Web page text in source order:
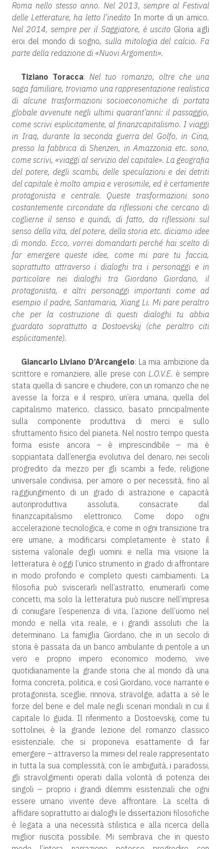
Roma nello stesso anno. Nel 2013, sempre al Festival
delle Letterature, ha letto l’inedito In morte di un amico.
Nel 2014, sempre per il Saggiatore, è uscito Gloria agli
eroi del mondo di sogno, sulla mitologia del calcio. Fa
parte della redazione di «Nuovi Argomenti».
Tiziano Toracca:Nel tuo romanzo, oltre che una
saga familiare, troviamo una rappresentazione realistica
di alcune trasformazioni socioeconomiche di portata
globale avvenute negli ultimi quarant’anni: il passaggio,
come scrivi esplicitamente, al finanzcapitalismo. I viaggi
in Iraq, durante la seconda guerra del Golfo, in Cina,
presso la fabbrica di Shenzen, in Amazzonia etc. sono,
come scrivi, «viaggi al servizio del capitale». La geografia
del potere, degli scambi, delle speculazioni e dei detriti
del capitale è molto ampia e verosimile, ed è certamente
protagonista e centrale. Queste trasformazioni sono
costantemente circondate da riflessioni che cercano di
coglierne il senso e quindi, di fatto, da riflessioni sul
senso della vita, del potere, della storia etc. diciamo idee
di mondo. Ecco, vorrei domandarti perché hai scelto di
far emergere queste idee, come mi pare tu faccia,
soprattutto attraverso i dialoghi tra i personaggi e in
particolare nei dialoghi tra Giordano Giordano, il
protagonista, e altri personaggi importanti come ad
esempio il padre, Santamaria, Xiang Li. Mi pare peraltro
che per la costruzione di questi dialoghi tu abbia
guardato soprattutto a Dostoevskij (che peraltro citi
esplicitamente).
Giancarlo Liviano D’Arcangelo: La mia ambizione da
scrittore e romanziere, alle prese con L.O.V.E. è sempre
stata quella di sancire e chiudere, con un romanzo che ne
avesse la forza e il respiro, un’era umana, quella del
capitalismo materico, classico, basato principalmente
sulla componente produttiva di merci e sullo
sfruttamento fisico del pianeta. Nel nostro tempo questa
forma esiste ancora – è imprescindibile – ma è
soppiantata dall’energia evolutiva del denaro, nei secoli
progredito da mezzo per gli scambi a fede, religione
universale condivisa, per amore o per necessità, fino al
raggiungimento di un grado di astrazione e capacità
autoriproduttiva assoluta, consacrate dal
finanzcapitalismo elettronico. Come dopo ogni
accelerazione tecnologica, e come in ogni transizione tra
ere umane, a modificarsi completamente è stato il
sistema valoriale degli uomini: e nella mia visione la
letteratura è oggi l’unico strumento in grado di affrontare
in modo profondo e completo questi cambiamenti. La
filosofia può sviscerarli nell’astratto, enumerarli come
concetti, ma solo la letteratura può riuscire nell’impresa
di coniugare l’esperienza di vita, l’azione dell’uomo nel
mondo e nella vita reale, e i grandi assoluti che la
determinano. La famiglia Giordano, che in un secolo di
storia è passata da un banco ambulante di pentole a un
vero e proprio impero economico moderno, vive
quotidianamente la grande storia che al mondo dà una
forma concreta, politica, e così Giordano, voce narrante e
protagonista, sceglie, rinnova, stravolge, adatta a sé le
forze del bene e del male negli scenari mondiali in cui il
capitale lo guida. Il riferimento a Dostoevskij, come tu
sottolinei, è la grande lezione del romanzo classico
esistenziale, che si proponeva esattamente di far
emergere – attraverso la mimesi del reale rappresentato
in tutta la sua complessità, con le ambiguità, i paradossi,
gli stravolgimenti operati dalla volontà di potenza dei
singoli – proprio i grandi dilemmi esistenziali che ogni
essere umano vivente deve affrontare. La scelta di
affidare soprattutto ai dialoghi le dissertazioni filosofiche
è legata a una necessità stilistica e alla ricerca della
miglior riuscita possibile. Mi sembrava che in questo